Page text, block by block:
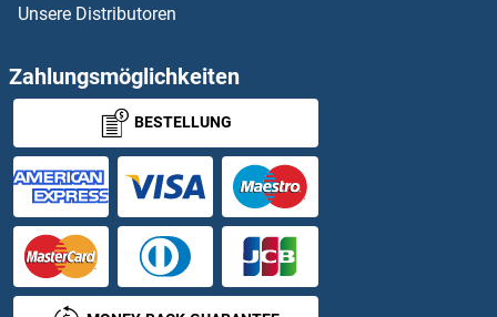
MT-ND5 ELISA Kits
MT-ND6 ELISA Kits
MT-RNR2-Like 6 ELISA Kits
MT1 ELISA Kits
MT1A ELISA Kits
MT1E ELISA Kits
Unsere Distributoren
Zahlungsmöglichkeiten
BESTELLUNG